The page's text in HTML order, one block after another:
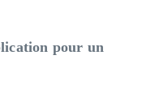
pour un